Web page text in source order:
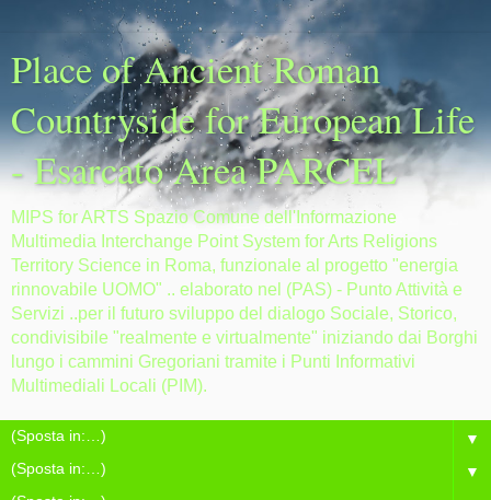
Place of Ancient Roman
Countryside for European Life
- Esarcato Area PARCEL
MIPS for ARTS Spazio Comune dell'Informazione
Multimedia Interchange Point System for Arts Religions
Territory Science in Roma, funzionale al progetto "energia
rinnovabile UOMO" .. elaborato nel (PAS) - Punto Attività e
Servizi ..per il futuro sviluppo del dialogo Sociale, Storico,
condivisibile "realmente e virtualmente" iniziando dai Borghi
lungo i cammini Gregoriani tramite i Punti Informativi
Multimediali Locali (PIM).
▼
▼